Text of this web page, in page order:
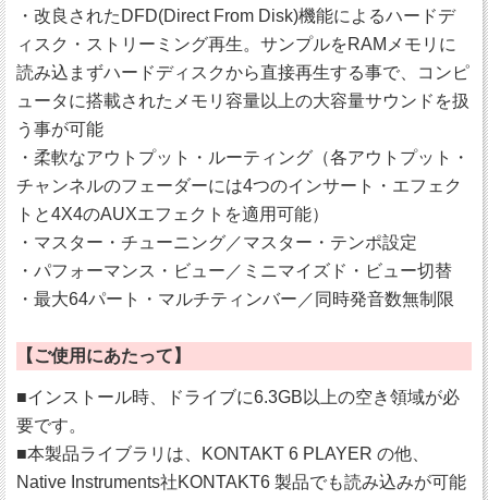
・改良されたDFD(Direct From Disk)機能によるハードデ
ィスク・ストリーミング再生。サンプルをRAMメモリに
読み込まずハードディスクから直接再生する事で、コンピ
ュータに搭載されたメモリ容量以上の大容量サウンドを扱
う事が可能
・柔軟なアウトプット・ルーティング（各アウトプット・
チャンネルのフェーダーには4つのインサート・エフェク
トと4X4のAUXエフェクトを適用可能）
・マスター・チューニング／マスター・テンポ設定
・パフォーマンス・ビュー／ミニマイズド・ビュー切替
・最大64パート・マルチティンバー／同時発音数無制限
【ご使用にあたって】
■インストール時、ドライブに6.3GB以上の空き領域が必
要です。
■本製品ライブラリは、KONTAKT 6 PLAYER の他、
Native Instruments社KONTAKT6 製品でも読み込みが可能